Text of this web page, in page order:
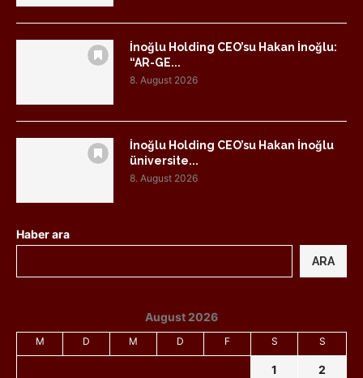
İnoğlu Holding CEO’su Hakan İnoğlu:
“AR-GE...
8. August 2026
İnoğlu Holding CEO’su Hakan İnoğlu
üniversite...
8. August 2026
Haber ara
ARA
August 2026
M D M D F S S
1
2